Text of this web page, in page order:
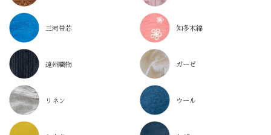
三河帯芯 知多木綿
遠州織物 ガーゼ
リネン ウール